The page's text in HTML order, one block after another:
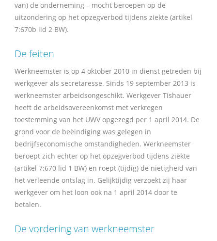
van) de onderneming – mocht beroepen op de
uitzondering op het opzegverbod tijdens ziekte (artikel
7:670b lid 2 BW).
De feiten
Werkneemster is op 4 oktober 2010 in dienst getreden bij
werkgever als secretaresse. Sinds 19 september 2013 is
werkneemster arbeidsongeschikt. Werkgever Tishauer
heeft de arbeidsovereenkomst met verkregen
toestemming van het UWV opgezegd per 1 april 2014. De
grond voor de beëindiging was gelegen in
bedrijfseconomische omstandigheden. Werkneemster
beroept zich echter op het opzegverbod tijdens ziekte
(artikel 7:670 lid 1 BW) en roept (tijdig) de nietigheid van
het verleende ontslag in. Gelijktijdig verzoekt zij haar
werkgever om het loon ook na 1 april 2014 door te
betalen.
De vordering van werkneemster